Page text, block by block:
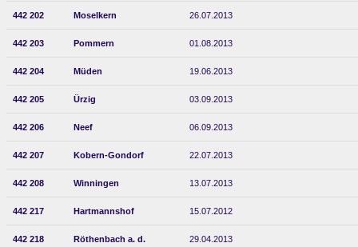
442 202 Moselkern 26.07.2013
442 203 Pommern 01.08.2013
442 204 Müden 19.06.2013
442 205 Ürzig 03.09.2013
442 206 Neef 06.09.2013
442 207 Kobern-Gondorf 22.07.2013
442 208 Winningen 13.07.2013
442 217 Hartmannshof 15.07.2012
442 218
Röthenbach a. d.
29.04.2013